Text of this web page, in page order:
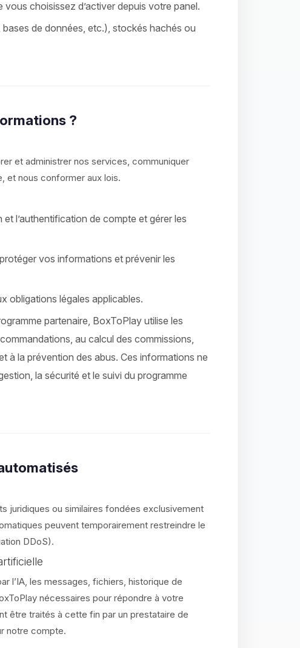
choisissez d’activer depuis votre panel.
de données, etc.), stockés hachés ou
?
et administrer nos services, communiquer
et nous conformer aux lois.
l’authentification de compte et gérer les
vos informations et prévenir les
obligations légales applicables.
partenaire, BoxToPlay utilise les
au calcul des commissions,
à la prévention des abus. Ces informations ne
la sécurité et le suivi du programme
juridiques ou similaires fondées exclusivement
peuvent temporairement restreindre le
DDoS).
l’IA, les messages, fichiers, historique de
nécessaires pour répondre à votre
être traités à cette fin par un prestataire de
notre compte.